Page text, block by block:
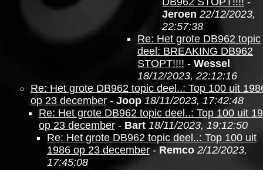
Jeroen 22/12/2023,
22:57:38
Re: Het grote DB962 topic
deel: BREAKING DB962
STOPT!!!! - Wessel
18/12/2023, 22:12:16
Re: Het grote DB962 topic deel..: Top 100 uit
op 23 december - Joop 18/11/2023, 17:42:48
Re: Het grote DB962 topic deel..: Top 100 uit
op 23 december - Bart 18/11/2023, 19:12:50
Re: Het grote DB962 topic deel..: Top 100 uit
1986 op 23 december - Remco 2/12/2023,
17:45:08